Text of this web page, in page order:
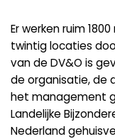
Er werken ruim
twintig locaties
van de DV&O is
de organisatie, de
het management
Landelijke
Nederland